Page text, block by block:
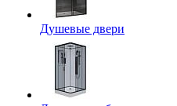
Душевые двери